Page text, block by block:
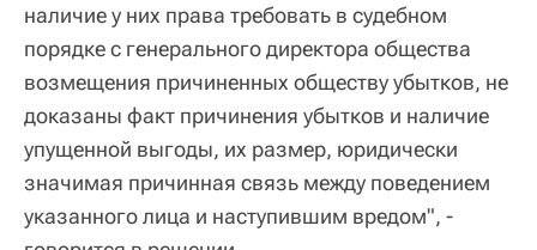
наличие у них права требовать в судебном
порядке с генерального директора общества
возмещения причиненных обществу убытков, не
доказаны факт причинения убытков и наличие
упущенной выгоды, их размер, юридически
значимая причинная связь между поведением
указанного лица и наступившим вредом", -